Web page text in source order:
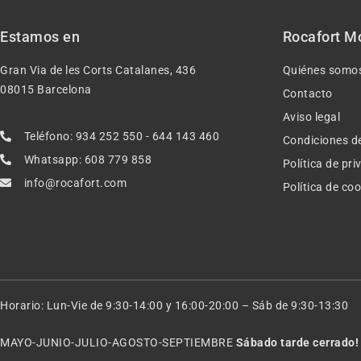
Estamos en
Gran Via de les Corts Catalanes, 436
08015 Barcelona
Teléfono: 934 252 550 - 644 143 460
Whatsapp: 608 779 858
info@rocafort.com
Rocafort
Quiénes
Contacto
Aviso legal
Condiciones
Política de
Política de
Horario: Lun-Vie de 9:30-14:00 y 16:00-20:00 – Sáb de 9:30-13:30
MAYO-JUNIO-JULIO-AGOSTO-SEPTIEMBRE Sábado tarde cerrado!